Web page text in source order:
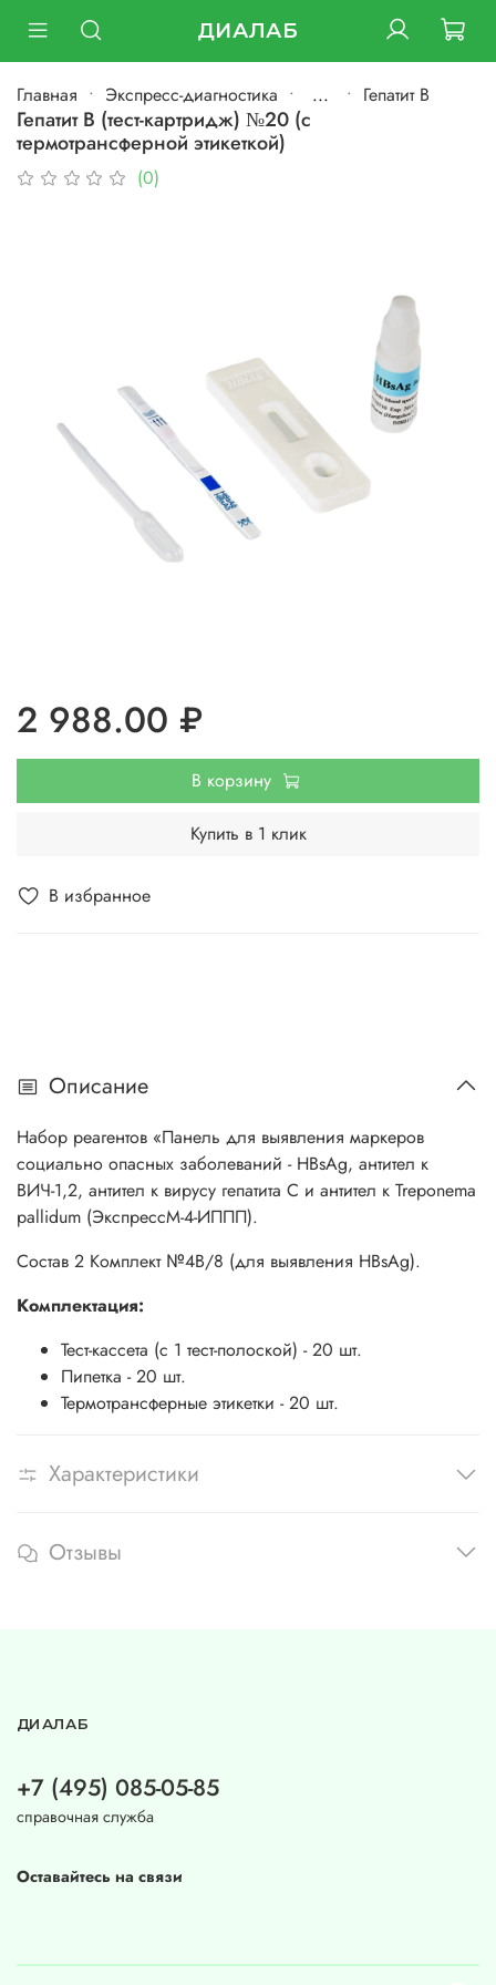
ДИАЛАБ
Главная Экспресс-диагностика ... Гепатит B
Гепатит В (тест-картридж) №20 (с
термотрансферной этикеткой)
(0)
В избранное
2 988.00 ₽
В корзину
Купить в 1 клик
Описание
Набор реагентов «Панель для выявления маркеров
социально опасных заболеваний - HBsAg, антител к
ВИЧ-1,2, антител к вирусу гепатита С и антител к Treponema
pallidum (ЭкспрессМ-4-ИППП).
Состав 2 Комплект №4В/8 (для выявления HBsAg).
Комплектация:
Тест-кассета (с 1 тест-полоской) - 20 шт.
Пипетка - 20 шт.
Термотрансферные этикетки - 20 шт.
Характеристики
Отзывы
ДИАЛАБ
+7 (495) 085-05-85
справочная служба
Оставайтесь на связи